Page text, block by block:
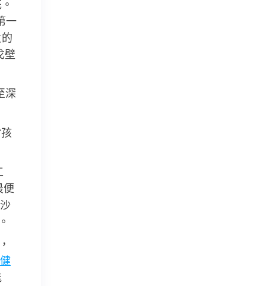
一
壁
深
便